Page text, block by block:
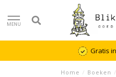
MENU
Gratis
Home / Boeken /